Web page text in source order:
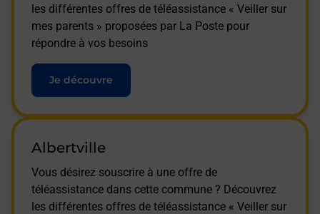
les différentes offres de téléassistance « Veiller sur
mes parents » proposées par La Poste pour
répondre à vos besoins
Je découvre
Albertville
Vous désirez souscrire à une offre de
téléassistance dans cette commune ? Découvrez
les différentes offres de téléassistance « Veiller sur